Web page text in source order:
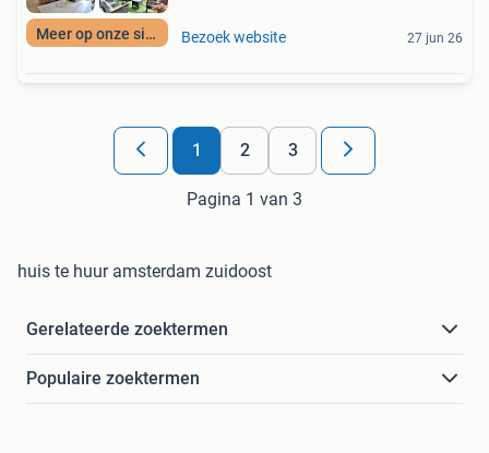
Meer op onze site Bezoek website 27 jun 26
1 2 3
Pagina 1 van 3
huis te huur amsterdam zuidoost
Gerelateerde zoektermen
Populaire zoektermen